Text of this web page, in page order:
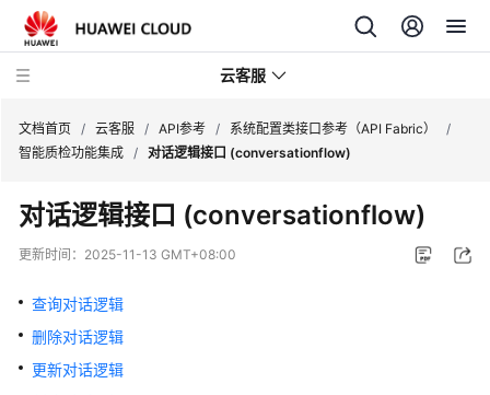
云客服
产
品
介
速
入
文档首页 / 云客服 / API参考 / 系统配置类接口参考（API Fabric）
/
智能质检功能集成 / 对话逻辑接口 (conversationflow)
对话逻辑接口 (conversationflow)
更新时间： 2025-11-13 GMT+08:00
查询对话逻辑
删除对话逻辑
更新对话逻辑